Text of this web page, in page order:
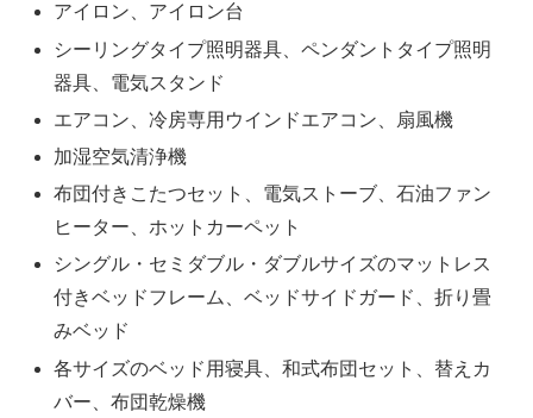
アイロン、アイロン台
シーリングタイプ照明器具、ペンダントタイプ照明
器具、電気スタンド
エアコン、冷房専用ウインドエアコン、扇風機
加湿空気清浄機
布団付きこたつセット、電気ストーブ、石油ファン
ヒーター、ホットカーペット
シングル・セミダブル・ダブルサイズのマットレス
付きベッドフレーム、ベッドサイドガード、折り畳
みベッド
各サイズのベッド用寝具、和式布団セット、替えカ
バー、布団乾燥機